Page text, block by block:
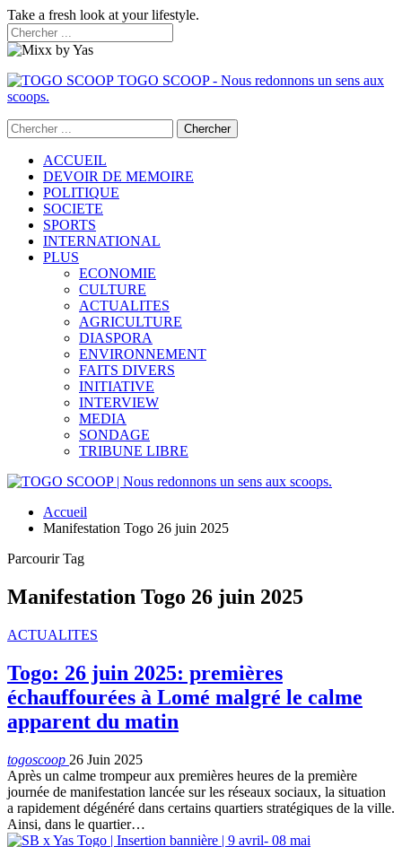
Take a fresh look at your lifestyle.
TOGO SCOOP - Nous redonnons un sens aux
scoops.
ACCUEIL
DEVOIR DE MEMOIRE
POLITIQUE
SOCIETE
SPORTS
INTERNATIONAL
PLUS
ECONOMIE
CULTURE
ACTUALITES
AGRICULTURE
DIASPORA
ENVIRONNEMENT
FAITS DIVERS
INITIATIVE
INTERVIEW
MEDIA
SONDAGE
TRIBUNE LIBRE
Accueil
Manifestation Togo 26 juin 2025
Parcourir Tag
Manifestation Togo 26 juin 2025
ACTUALITES
Togo: 26 juin 2025: premières
échauffourées à Lomé malgré le calme
apparent du matin
togoscoop 26 Juin 2025
Après un calme trompeur aux premières heures de la première
journée de manifestation lancée sur les réseaux sociaux, la situation
a rapidement dégénéré dans certains quartiers stratégiques de la ville.
Ainsi, dans le quartier…